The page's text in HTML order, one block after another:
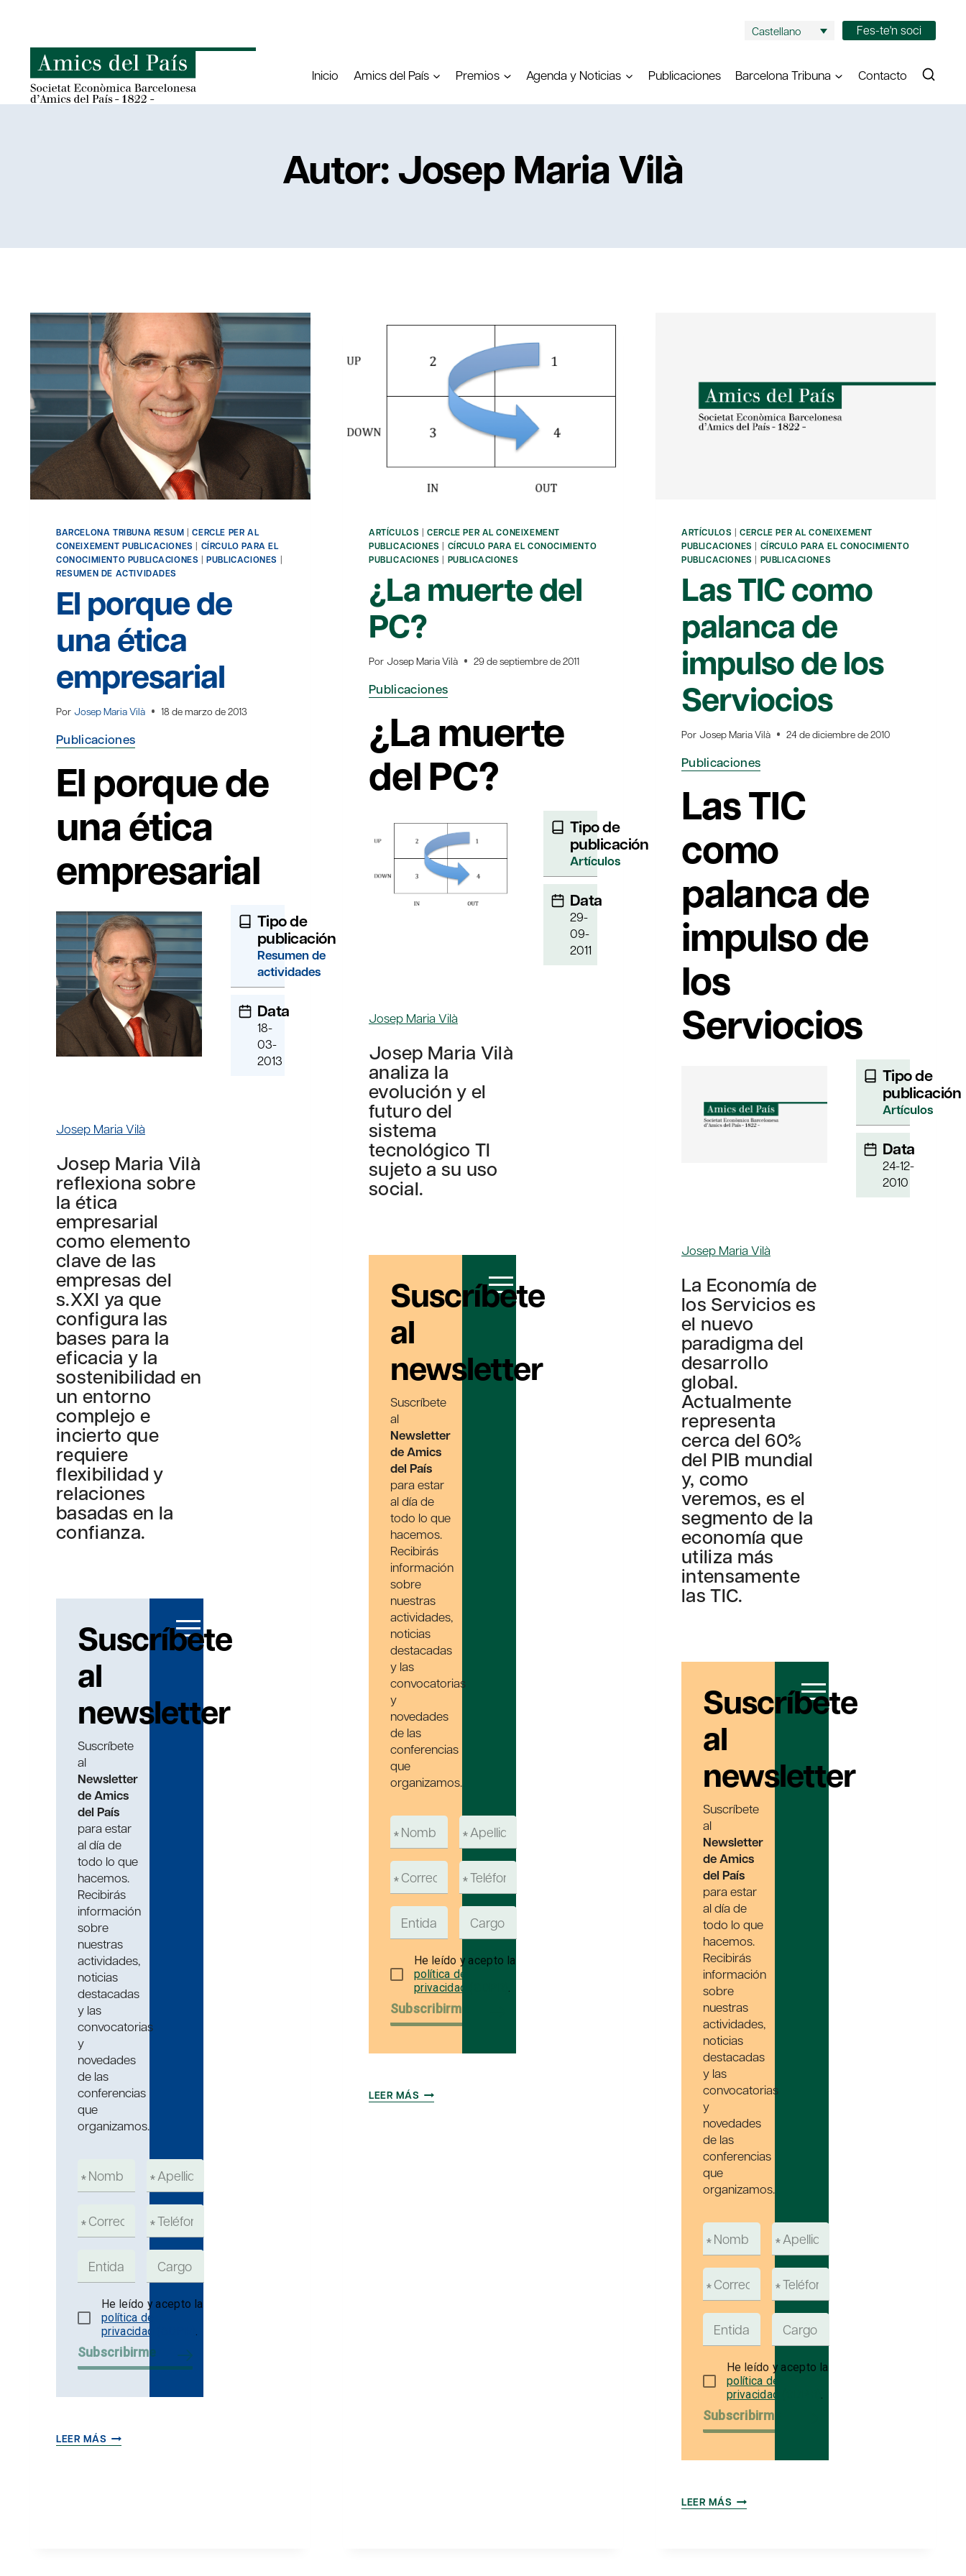
contenido
Castellano Fes-te'n soci
Inicio Amics del País Premios Agenda y Noticias Publicaciones Barcelona Tribuna Contacto
Autor: Josep Maria Vilà
BARCELONA TRIBUNA RESUM |CERCLE PER AL
CONEIXEMENT PUBLICACIONES | CÍRCULO PARA EL
CONOCIMIENTO PUBLICACIONES |PUBLICACIONES |
RESUMEN DE ACTIVIDADES
El porque de
una ética
empresarial
Por Josep Maria Vilà 18 de marzo de 2013
Publicaciones
El porque de
una ética
empresarial
Tipo de
publicación
Resumen de
actividades
Data
18-
03-
2013
Josep Maria Vilà
Josep Maria Vilà
reflexiona sobre
la ética
empresarial
como elemento
clave de las
empresas del
s.XXI ya que
configura las
bases para la
eficacia y la
sostenibilidad en
un entorno
complejo e
incierto que
requiere
flexibilidad y
relaciones
basadas en la
confianza.
Suscríbete
al
newsletter
Suscríbete
al
Newsletter
de Amics
del País
para estar
al día de
todo lo que
hacemos.
Recibirás
información
sobre
nuestras
actividades,
noticias
destacadas
y las
convocatorias
y
novedades
de las
conferencias
que
organizamos.
He leído y acepto la
política de
privacidad (GDPR) .
Subscribirme
LEER MÁS EL
ARTÍCULOS |CERCLE PER AL CONEIXEMENT
PUBLICACIONES | CÍRCULO PARA EL CONOCIMIENTO
PUBLICACIONES | PUBLICACIONES
¿La muerte del
PC?
Por Josep Maria Vilà 29 de septiembre de 2011
Publicaciones
¿La muerte
del PC?
Tipo de
publicación
Artículos
Data
29-
09-
2011
Josep Maria Vilà
Josep Maria Vilà
analiza la
evolución y el
futuro del
sistema
tecnológico TI
sujeto a su uso
social.
Suscríbete
al
newsletter
Suscríbete
al
Newsletter
de Amics
del País
para estar
al día de
todo lo que
hacemos.
Recibirás
información
sobre
nuestras
actividades,
noticias
destacadas
y las
convocatorias
y
novedades
de las
conferencias
que
organizamos.
He leído y acepto la
política de
privacidad (GDPR) .
Subscribirme
LEER MÁS ¿LA
ARTÍCULOS |CERCLE PER AL CONEIXEMENT
PUBLICACIONES | CÍRCULO PARA EL CONOCIMIENTO
PUBLICACIONES | PUBLICACIONES
Las TIC como
palanca de
impulso de los
Serviocios
Por Josep Maria Vilà 24 de diciembre de 2010
Publicaciones
Las TIC
como
palanca de
impulso de
los
Serviocios
Tipo de
publicación
Artículos
Data
24-12-
2010
Josep Maria Vilà
La Economía de
los Servicios es
el nuevo
paradigma del
desarrollo
global.
Actualmente
representa
cerca del 60%
del PIB mundial
y, como
veremos, es el
segmento de la
economía que
utiliza más
intensamente
las TIC.
Suscríbete
al
newsletter
Suscríbete
al
Newsletter
de Amics
del País
para estar
al día de
todo lo que
hacemos.
Recibirás
información
sobre
nuestras
actividades,
noticias
destacadas
y las
convocatorias
y
novedades
de las
conferencias
que
organizamos.
He leído y acepto la
política de
privacidad (GDPR) .
Subscribirme
LEER MÁS LAS